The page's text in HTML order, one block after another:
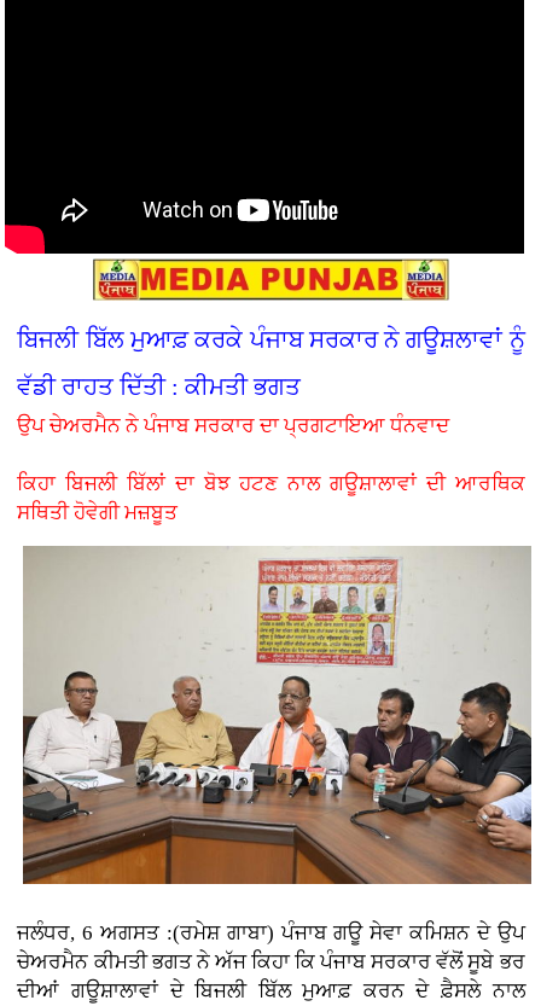
ਬਿਜਲੀ ਬਿੱਲ ਮੁਆਫ਼ ਕਰਕੇ ਪੰਜਾਬ ਸਰਕਾਰ ਨੇ ਗਊਸ਼ਲਾਵਾਂ ਨੂੰ
ਵੱਡੀ ਰਾਹਤ ਦਿੱਤੀ : ਕੀਮਤੀ ਭਗਤ
ਉਪ ਚੇਅਰਮੈਨ ਨੇ ਪੰਜਾਬ ਸਰਕਾਰ ਦਾ ਪ੍ਰਗਟਾਇਆ ਧੰਨਵਾਦ
ਕਿਹਾ ਬਿਜਲੀ ਬਿੱਲਾਂ ਦਾ ਬੋਝ ਹਟਣ ਨਾਲ ਗਊਸ਼ਾਲਾਵਾਂ ਦੀ ਆਰਥਿਕ
ਸਥਿਤੀ ਹੋਵੇਗੀ ਮਜ਼ਬੂਤ
ਜਲੰਧਰ, 6 ਅਗਸਤ :(ਰਮੇਸ਼ ਗਾਬਾ) ਪੰਜਾਬ ਗਊ ਸੇਵਾ ਕਮਿਸ਼ਨ ਦੇ ਉਪ
ਚੇਅਰਮੈਨ ਕੀਮਤੀ ਭਗਤ ਨੇ ਅੱਜ ਕਿਹਾ ਕਿ ਪੰਜਾਬ ਸਰਕਾਰ ਵੱਲੋਂ ਸੂਬੇ ਭਰ
ਦੀਆਂ ਗਊਸ਼ਾਲਾਵਾਂ ਦੇ ਬਿਜਲੀ ਬਿੱਲ ਮੁਆਫ਼ ਕਰਨ ਦੇ ਫ਼ੈਸਲੇ ਨਾਲ